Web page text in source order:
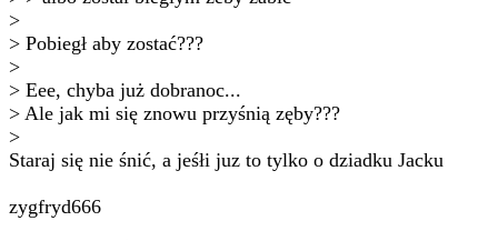
>
> Pobiegł aby zostać???
>
> Eee, chyba już dobranoc...
> Ale jak mi się znowu przyśnią zęby???
>
Staraj się nie śnić, a jeśłi juz to tylko o dziadku Jacku
zygfryd666